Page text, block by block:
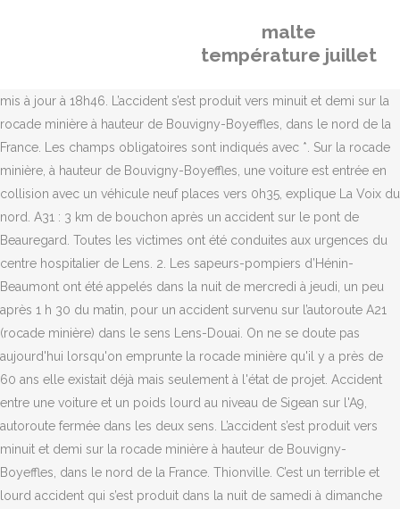
malte
température juillet
mis à jour à 18h46. L’accident s’est produit vers minuit et demi sur la
rocade minière à hauteur de Bouvigny-Boyeffles, dans le nord de la
France. Les champs obligatoires sont indiqués avec *. Sur la rocade
minière, à hauteur de Bouvigny-Boyeffles, une voiture est entrée en
collision avec un véhicule neuf places vers 0h35, explique La Voix du
nord. A31 : 3 km de bouchon après un accident sur le pont de
Beauregard. Toutes les victimes ont été conduites aux urgences du
centre hospitalier de Lens. 2. Les sapeurs-pompiers d’Hénin-
Beaumont ont été appelés dans la nuit de mercredi à jeudi, un peu
après 1 h 30 du matin, pour un accident survenu sur l’autoroute A21
(rocade minière) dans le sens Lens-Douai. On ne se doute pas
aujourd'hui lorsqu'on emprunte la rocade minière qu'il y a près de
60 ans elle existait déjà mais seulement à l'état de projet. Accident
entre une voiture et un poids lourd au niveau de Sigean sur l'A9,
autoroute fermée dans les deux sens. L’accident s’est produit vers
minuit et demi sur la rocade minière à hauteur de Bouvigny-
Boyeffles, dans le nord de la France. Thionville. C’est un terrible et
lourd accident qui s’est produit dans la nuit de samedi à dimanche